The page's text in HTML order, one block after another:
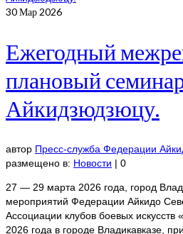
30Мар 2026
Ежегодный
плановый
Айкидзюдзюцу.
автор Пресс-служба Федерации
размещено в: Новости | 0
27 — 29 марта 2026 года, город
мероприятий Федерации Айкидо
Ассоциации клубов боевых искусств
2026 года в городе Владикавказе,